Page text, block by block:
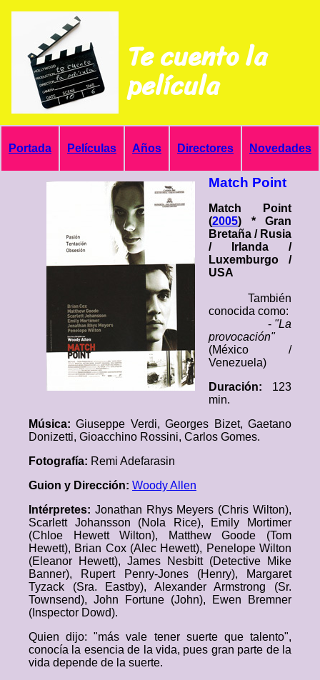
Te cuento la
película
Portada Películas Años Directores Novedades
Match Point
Match Point
(2005) * Gran
Bretaña / Rusia
/ Irlanda /
Luxemburgo /
USA
También
conocida como:
- "La
provocación"
(México /
Venezuela)
Duración: 123
min.
Música:Giuseppe Verdi, Georges Bizet, Gaetano
Donizetti, Gioacchino Rossini, Carlos Gomes.
Fotografía: Remi Adefarasin
Guion y Dirección: Woody Allen
Intérpretes: Jonathan Rhys Meyers (Chris Wilton),
Scarlett Johansson (Nola Rice), Emily Mortimer
(Chloe Hewett Wilton), Matthew Goode (Tom
Hewett), Brian Cox (Alec Hewett), Penelope Wilton
(Eleanor Hewett), James Nesbitt (Detective Mike
Banner), Rupert Penry-Jones (Henry), Margaret
Tyzack (Sra. Eastby), Alexander Armstrong (Sr.
Townsend), John Fortune (John), Ewen Bremner
(Inspector Dowd).
Quien dijo: "más vale tener suerte que talento",
conocía la esencia de la vida, pues gran parte de la
vida depende de la suerte.